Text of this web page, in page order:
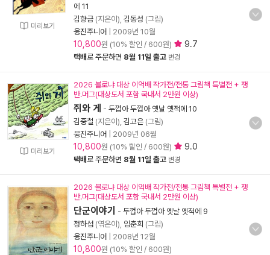
미리보기
에 11
김향금 (지은이), 김동성 (그림)
웅진주니어
2009년 10월
10,800원 (10% 할인 / 600원) 9.7
택배로 주문하면 8월 11일 출고 변경
미리보기
2026 볼로냐 대상 이억배 작가전/전통 그림책 특별전 + 쟁
반.머그(대상도서 포함 국내서 2만원 이상)
쥐와 게 - 두껍아 두껍아 옛날 옛적에 10
김중철 (지은이), 김고은 (그림)
웅진주니어
2009년 06월
10,800원 (10% 할인 / 600원) 9.0
택배로 주문하면 8월 11일 출고 변경
2026 볼로냐 대상 이억배 작가전/전통 그림책 특별전 + 쟁
반.머그(대상도서 포함 국내서 2만원 이상)
단군이야기 - 두껍아 두껍아 옛날 옛적에 9
정하섭 (엮은이), 임춘희 (그림)
웅진주니어
2008년 12월
10,800원 (10% 할인 / 600원)